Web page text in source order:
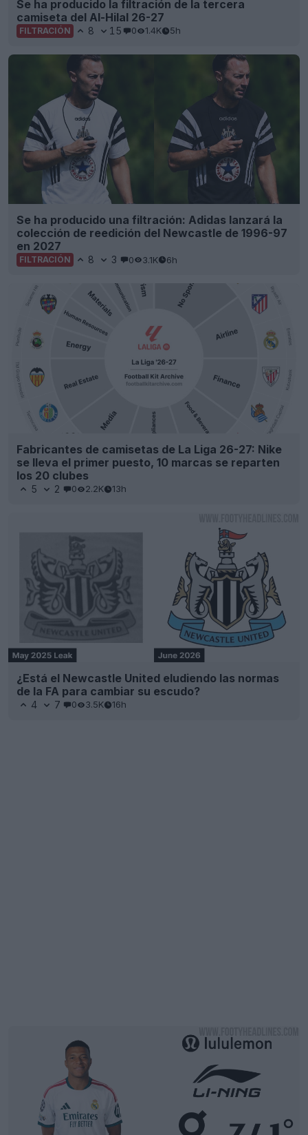
Se ha producido la filtración de la tercera
camiseta del Al-Hilal 26-27
FILTRACIÓN 8 15 0 1.4K 5h
Se ha producido una filtración: Adidas lanzará la
colección de reedición del Newcastle de 1996-97
en 2027
FILTRACIÓN 8 3 0 3.1K 6h
Fabricantes de camisetas de La Liga 26-27: Nike
se lleva el primer puesto, 10 marcas se reparten
los 20 clubes
5 2 0 2.2K 13h
¿Está el Newcastle United eludiendo las normas
de la FA para cambiar su escudo?
4 7 0 3.5K 16h